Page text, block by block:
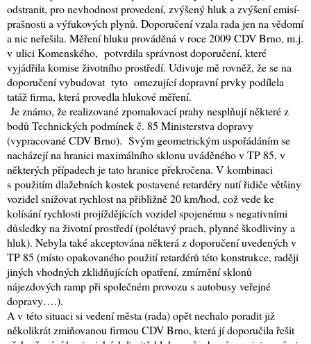
odstranit, pro nevhodnost provedení, zvýšený hluk a zvýšení emisí-
prašnosti a výfukových plynů. Doporučení vzala rada jen na vědomí
a nic neřešila. Měření hluku prováděná v roce 2009 CDV Brno, m.j.
v ulici Komenského, potvrdila správnost doporučení, které
vyjádřila komise životního prostředí. Udivuje mě rovněž, že se na
doporučení vybudovat tyto omezující dopravní prvky podílela
tatáž firma, která provedla hlukové měření.
Je známo, žerealizované zpomalovací prahy nesplňují některé z
bodů Technických podmínek č. 85 Ministerstva dopravy
(vypracované CDV Brno). Svým geometrickým uspořádáním se
nacházejí na hranici maximálního sklonu uváděného v TP 85, v
některých případech jetato hranice překročena. V kombinaci
s použitím dlažebních kostek postavené retardéry nutí řidiče většiny
vozidel snižovat rychlost na přibližně 20 km/hod, což vede ke
kolísání rychlosti projíždějících vozidel spojenému s negativními
důsledky na životní prostředí (polétavý prach, plynné škodliviny a
hluk). Nebyla také akceptována některá z doporučení uvedených v
TP 85 (místo opakovaného použití retardérů této konstrukce, raději
jiných vhodných zklidňujících opatření, zmírnění sklonů
nájezdových ramp při společném provozu s autobusy veřejné
dopravy….).
A v této situaci si vedení města (rada) opět nechalo poradit již
několikrát zmiňovanou firmou CDV Brno, která jí doporučila řešit